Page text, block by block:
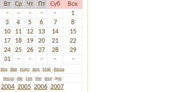
Вт Ср Чт Пт Суб
Вск
- - - - -
1
3 4 5 6 7
8
10 11 12 13 14
15
17 18 19 20 21
22
24 25 26 27 28
29
31 - - - - -
Янв Фев Март Апр Май Июнь
Июль Авг Сен Окт Ноя Дек
2004 2005 2006 2007